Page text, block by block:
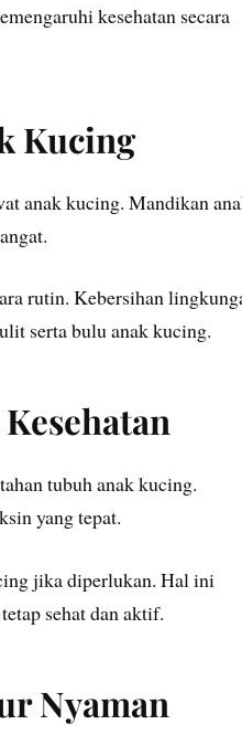
kesehatan secara
Kucing
anak kucing. Mandikan
rutin. Kebersihan
serta bulu anak kucing.
tubuh anak kucing.
yang tepat.
jika diperlukan. Hal ini
sehat dan aktif.
Nyaman